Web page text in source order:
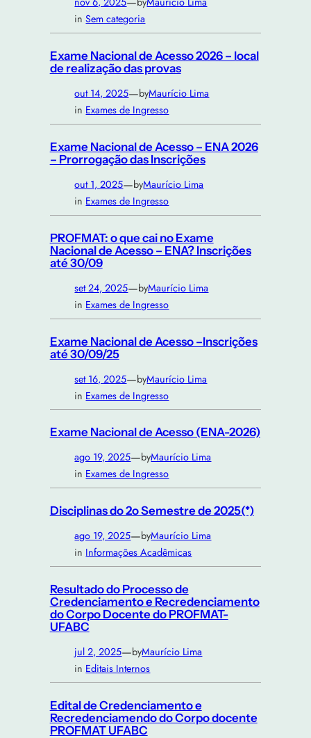
inSem categoria
Exame Nacional de Acesso 2026 – local
de realização das provas
out 14, 2025—byMaurício Lima
in Exames de Ingresso
Exame Nacional de Acesso – ENA 2026
– Prorrogação das Inscrições
out 1, 2025—byMaurício Lima
in Exames de Ingresso
PROFMAT: o que cai no Exame
Nacional de Acesso – ENA? Inscrições
até 30/09
set 24, 2025—byMaurício Lima
in Exames de Ingresso
Exame Nacional de Acesso –Inscrições
até 30/09/25
set 16, 2025—byMaurício Lima
in Exames de Ingresso
Exame Nacional de Acesso (ENA-2026)
ago 19, 2025—byMaurício Lima
in Exames de Ingresso
Disciplinas do 2o Semestre de 2025(*)
ago 19, 2025—byMaurício Lima
in Informações Acadêmicas
Resultado do Processo de
Credenciamento e Recredenciamento
do Corpo Docente do PROFMAT-
UFABC
jul 2, 2025—byMaurício Lima
in Editais Internos
Edital de Credenciamento e
Recredenciamendo do Corpo docente
PROFMAT UFABC